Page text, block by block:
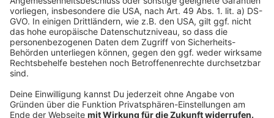
des Testergebnisses in Quarantäne begeben. Bei
einem positiven PCR-Testergebnis sind sie gehalten,
unverzüglich alle Personen zu unterrichten, zu denen in
den letzten vier Tagen vor der Durchführung des
Tests oder seit Durchführung des Tests ein enger
persönlicher Kontakt bestand. Dies sind diejenigen
Personen, zu denenfür einen Zeitraum von mehr als
10 Minuten und mit einem Abstand von weniger als